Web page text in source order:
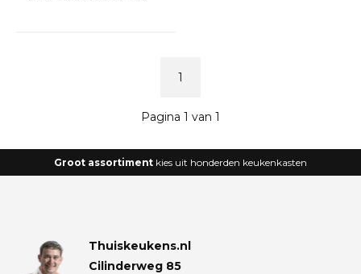
Pagina 1 van 1
1
Groot assortiment kies uit honderden keukenkasten
Thuiskeukens.nl
Cilinderweg 85